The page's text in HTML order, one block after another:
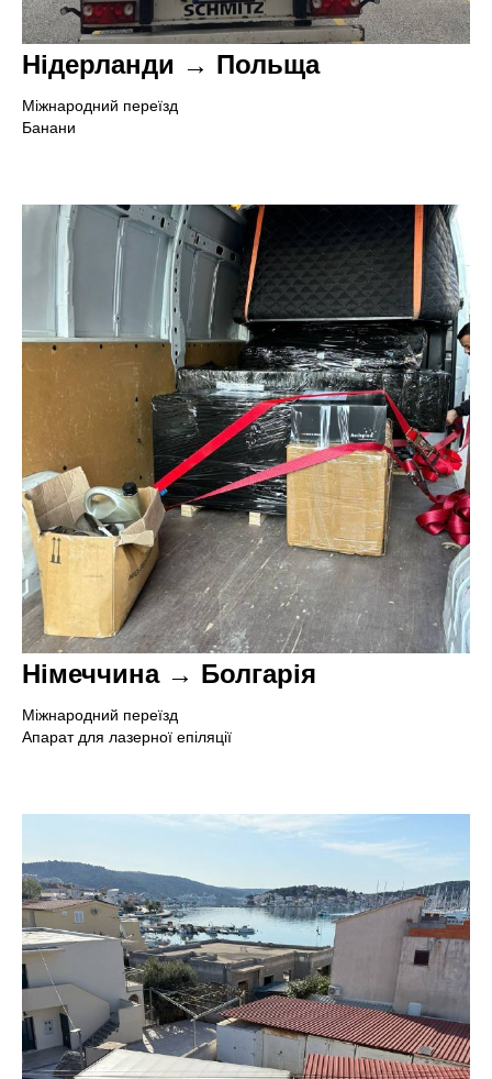
Нідерланди → Польща
Міжнародний переїзд
Банани
Німеччина → Болгарія
Міжнародний переїзд
Апарат для лазерної епіляції